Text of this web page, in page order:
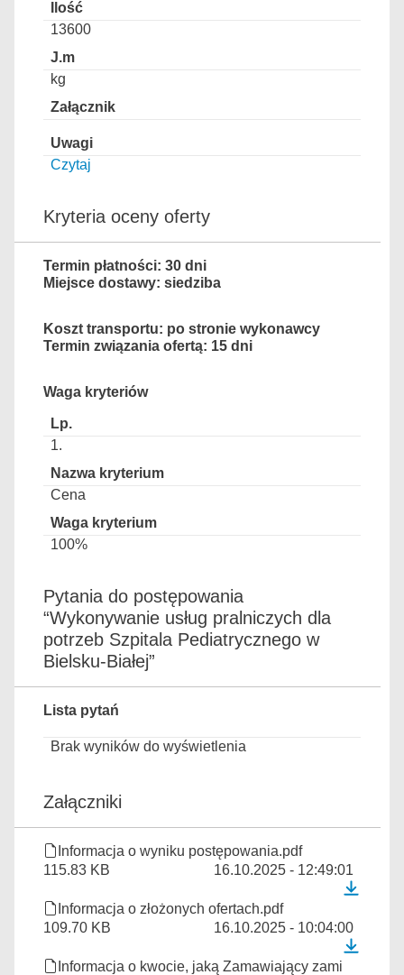
13600
kg
Czytaj
Kryteria oceny oferty
Termin płatności: 30 dni
Miejsce dostawy: siedziba
Koszt transportu: po stronie wykonawcy
Termin związania ofertą: 15 dni
Waga kryteriów
1.
Cena
100%
Pytania do postępowania
“Wykonywanie usług pralniczych dla
potrzeb Szpitala Pediatrycznego w
Bielsku-Białej”
Lista pytań
Brak wyników do wyświetlenia
Załączniki
Informacja o wyniku postępowania.pdf
115.83 KB
16.10.2025 - 12:49:01
Informacja o złożonych ofertach.pdf
109.70 KB
16.10.2025 - 10:04:00
Informacja o kwocie, jaką Zamawiający zami